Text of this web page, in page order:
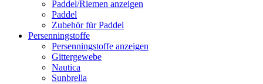
Paddel/Riemen anzeigen
Paddel
Zubehör für Paddel
Persenningstoffe
Persenningstoffe anzeigen
Gittergewebe
Nautica
Sunbrella